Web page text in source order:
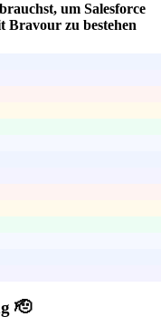
um Salesforce
Bravour zu bestehen
🫡